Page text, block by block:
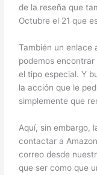
de la reseña que
Octubre el 21 que
También un enlace
podemos
el tipo especial. Y
la acción que le
simplemente que
Aquí, sin embargo,
contactar a
correo desde
que ser como que